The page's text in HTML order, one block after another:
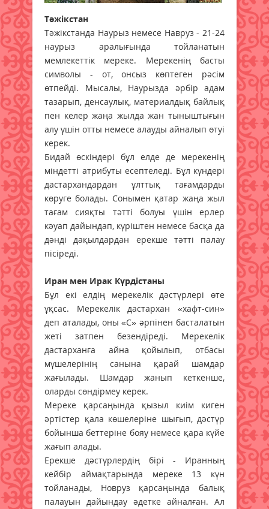
Тәжікстан
Тәжікстанда Наурыз немесе Навруз - 21-24
наурыз аралығында тойланатын
мемлекеттік мереке. Мерекенің басты
символы - от, онсыз көптеген рәсім
өтпейді. Мысалы, Наурызда әрбір адам
тазарып, денсаулық, материалдық байлық
пен келер жаңа жылда жан тыныштығын
алу үшін отты немесе алауды айналып өтуі
керек.
Бидай өскіндері бұл елде де мерекенің
міндетті атрибуты есептеледі. Бұл күндері
дастархандардан ұлттық тағамдарды
көруге болады. Сонымен қатар жаңа жыл
тағам сияқты тәтті болуы үшін ерлер
кәуап дайындап, күріштен немесе басқа да
дәнді дақылдардан ерекше тәтті палау
пісіреді.
Иран мен Ирак Күрдістаны
Бұл екі елдің мерекелік дәстүрлері өте
ұқсас. Мерекелік дастархан «хафт-син»
деп аталады, оны «С» әрпінен басталатын
жеті затпен безендіреді. Мерекелік
дастарханға айна қойылып, отбасы
мүшелерінің санына қарай шамдар
жағылады. Шамдар жанып кеткенше,
оларды сөндірмеу керек.
Мереке қарсаңында қызыл киім киген
әртістер қала көшелеріне шығып, дәстүр
бойынша беттеріне бояу немесе қара күйе
жағып алады.
Ерекше дәстүрлердің бірі - Иранның
кейбір аймақтарында мереке 13 күн
тойланады, Новруз қарсаңында балық
палауын дайындау әдетке айналған. Ал